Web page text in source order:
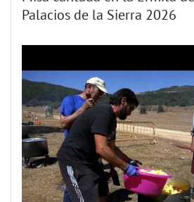
Palacios de la Sierra 2026